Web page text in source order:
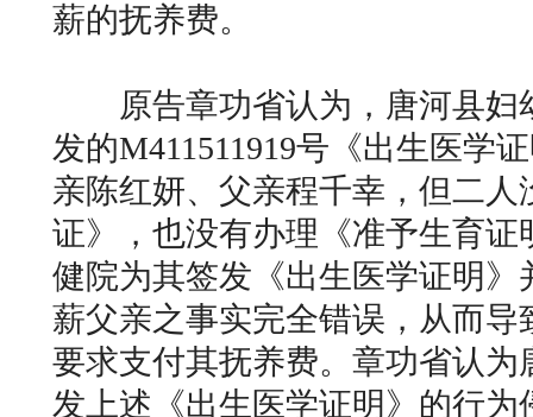
薪的抚养费。
原告章功省认为，唐河县妇
发的M411511919号《出生医学
亲陈红妍、父亲程千幸，但二人
证》，也没有办理《准予生育证
健院为其签发《出生医学证明》
薪父亲之事实完全错误，从而导
要求支付其抚养费。章功省认为
发上述《出生医学证明》的行为